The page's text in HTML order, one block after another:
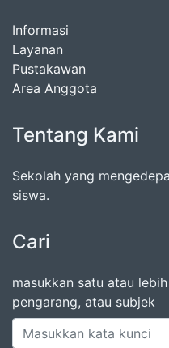
Informasi
Layanan
Pustakawan
Area Anggota
Tentang Kami
Sekolah yang
siswa.
Cari
masukkan satu atau
pengarang, atau subjek